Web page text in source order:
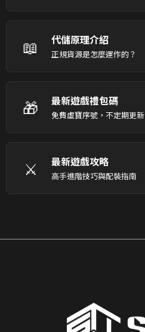
📖 代儲原理介紹
正規貨源是怎麼運作的？
🎁 最新遊戲禮包碼
免費虛寶序號，不定期更新
⚔️ 最新遊戲攻略
高手進階技巧與配裝指南